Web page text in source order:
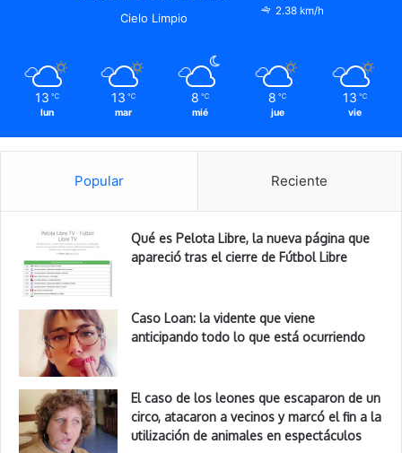
Cielo Limpio
2.38 km/h
13 ℃
lun
13 ℃
mar
8 ℃
mié
8 ℃
jue
13 ℃
vie
Popular Reciente
Qué es Pelota Libre, la nueva página que
apareció tras el cierre de Fútbol Libre
Caso Loan: la vidente que viene
anticipando todo lo que está ocurriendo
El caso de los leones que escaparon de un
circo, atacaron a vecinos y marcó el fin a la
utilización de animales en espectáculos